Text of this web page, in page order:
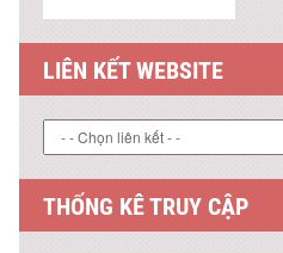
LIÊN KẾT WEBSITE
THỐNG KÊ TRUY CẬP